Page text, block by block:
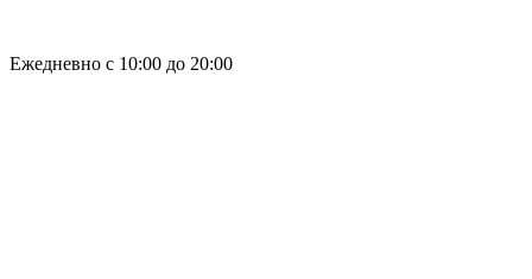
Ежедневно с 10:00 до 20:00